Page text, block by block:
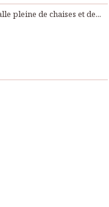
pleine de chaises et de...